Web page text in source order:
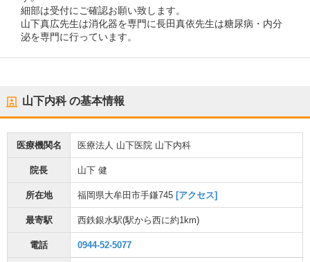
細部は受付にご確認お願い致します。
山下真広先生は消化器を専門に長田真依先生は糖尿病・内分
泌を専門に行っています。
山下内科の基本情報
医療機関名 医療法人 山下医院 山下内科
院長 山下 健
所在地 福岡県大牟田市手鎌745 [アクセス]
最寄駅 西鉄銀水駅(駅から西に約1km)
電話 0944-52-5077